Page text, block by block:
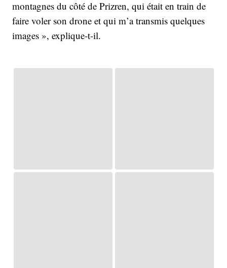
montagnes du côté de Prizren, qui était en train de
faire voler son drone et qui m’a transmis quelques
images », explique-t-il.